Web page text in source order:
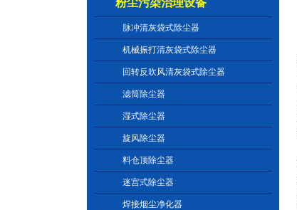
粉尘污染治理设备
脉冲清灰袋式除尘器
机械振打清灰袋式除尘器
回转反吹风清灰袋式除尘器
滤筒除尘器
湿式除尘器
旋风除尘器
料仓顶除尘器
迷宫式除尘器
焊接烟尘净化器